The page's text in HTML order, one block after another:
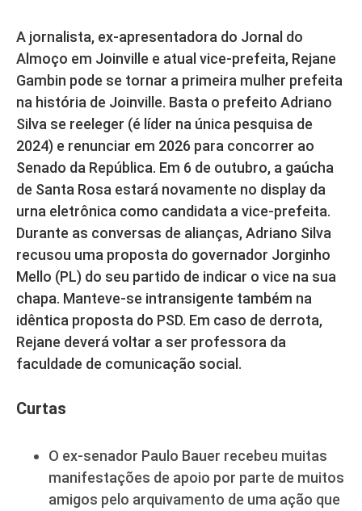
A jornalista, ex-apresentadora do Jornal do
Almoço em Joinville e atual vice-prefeita, Rejane
Gambin pode se tornar a primeira mulher prefeita
na história de Joinville. Basta o prefeito Adriano
Silva se reeleger (é líder na única pesquisa de
2024) e renunciar em 2026 para concorrer ao
Senado da República. Em 6 de outubro, a gaúcha
de Santa Rosa estará novamente no display da
urna eletrônica como candidata a vice-prefeita.
Durante as conversas de alianças, Adriano Silva
recusou uma proposta do governador Jorginho
Mello (PL) do seu partido de indicar o vice na sua
chapa. Manteve-se intransigente também na
idêntica proposta do PSD. Em caso de derrota,
Rejane deverá voltar a ser professora da
faculdade de comunicação social.
Curtas
O ex-senador Paulo Bauer recebeu muitas
manifestações de apoio por parte de muitos
amigos pelo arquivamento de uma ação que